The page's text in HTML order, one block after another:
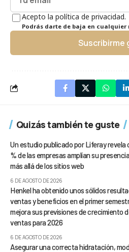
Acepto la política de privacidad.
Podrás darte de baja en cualquier
Suscribirme
Quizás también te guste
Un estudio publicado por Liferay revela
% de las empresas amplían su
más allá de los sitios web
6 DE AGOSTO DE 2026
Henkel ha obtenido unos sólidos
ventas y beneficios en el primer
mejora sus previsiones de crecimiento
ventas para 2026
6 DE AGOSTO DE 2026
Asegurar una correcta hidratación,